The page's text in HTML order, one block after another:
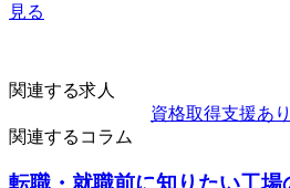
見る
関連する求人
資格取得支援あ
関連するコラム
転職・就職前に知りたい工場